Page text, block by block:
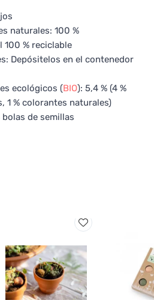
naturales: 100 %
100 % reciclable
Depósitelos en el contenedor
ecológicos (BIO): 5,4 % (4 %
1 % colorantes naturales)
de semillas